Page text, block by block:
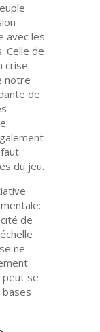
avec les
Celle de
crise.
notre
de
du jeu.
de
ne
peut se